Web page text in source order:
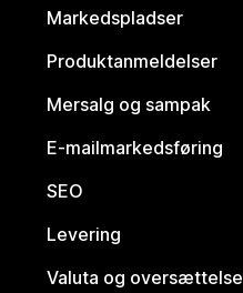
Markedspladser
Produktanmeldelser
Mersalg og sampak
E-mailmarkedsføring
SEO
Levering
Valuta og oversættelse